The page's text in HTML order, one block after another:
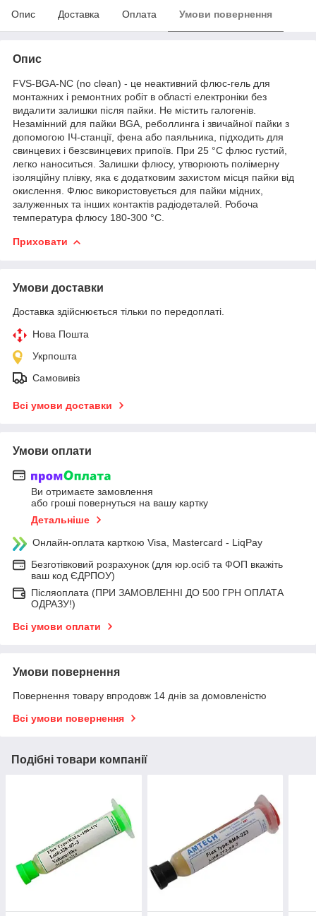
Опис Доставка Оплата Умови повернення
Опис
FVS-BGA-NC (no clean) - це неактивний флюс-гель для
монтажних і ремонтних робіт в області електроніки без
видалити залишки після пайки. Не містить галогенів.
Незамінний для пайки BGA, реболлинга і звичайної пайки з
допомогою ІЧ-станції, фена або паяльника, підходить для
свинцевих і безсвинцевих припоїв. При 25 °C флюс густий,
легко наноситься. Залишки флюсу, утворюють полімерну
ізоляційну плівку, яка є додатковим захистом місця пайки від
окислення. Флюс використовується для пайки мідних,
залуженных та інших контактів радіодеталей. Робоча
температура флюсу 180-300 °C.
Приховати
Умови доставки
Доставка здійснюється тільки по передоплаті.
Нова Пошта
Укрпошта
Самовивіз
Всі умови доставки
Умови оплати
Ви отримаєте замовлення
або гроші повернуться на вашу картку
Детальніше
Онлайн-оплата карткою Visa, Mastercard - LiqPay
Безготівковий розрахунок (для юр.осіб та ФОП вкажіть
ваш код ЄДРПОУ)
Післяоплата (ПРИ ЗАМОВЛЕННІ ДО 500 ГРН ОПЛАТА
ОДРАЗУ!)
Всі умови оплати
Умови повернення
Повернення товару впродовж 14 днів за домовленістю
Всі умови повернення
Подібні товари компанії